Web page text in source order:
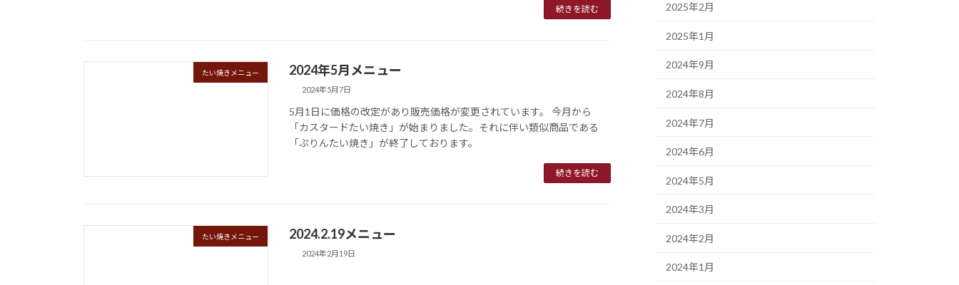
続きを読む
たい焼きメニュー 2024年5月メニュー
2024年5月7日
5月1日に価格の改定があり販売価格が変更されています。 今月から
「カスタードたい焼き」が始まりました。それに伴い類似商品である
「ぷりんたい焼き」が終了しております。
続きを読む
たい焼きメニュー 2024.2.19メニュー
2024年2月19日
2025年2月
2025年1月
2024年9月
2024年8月
2024年7月
2024年6月
2024年5月
2024年3月
2024年2月
2024年1月